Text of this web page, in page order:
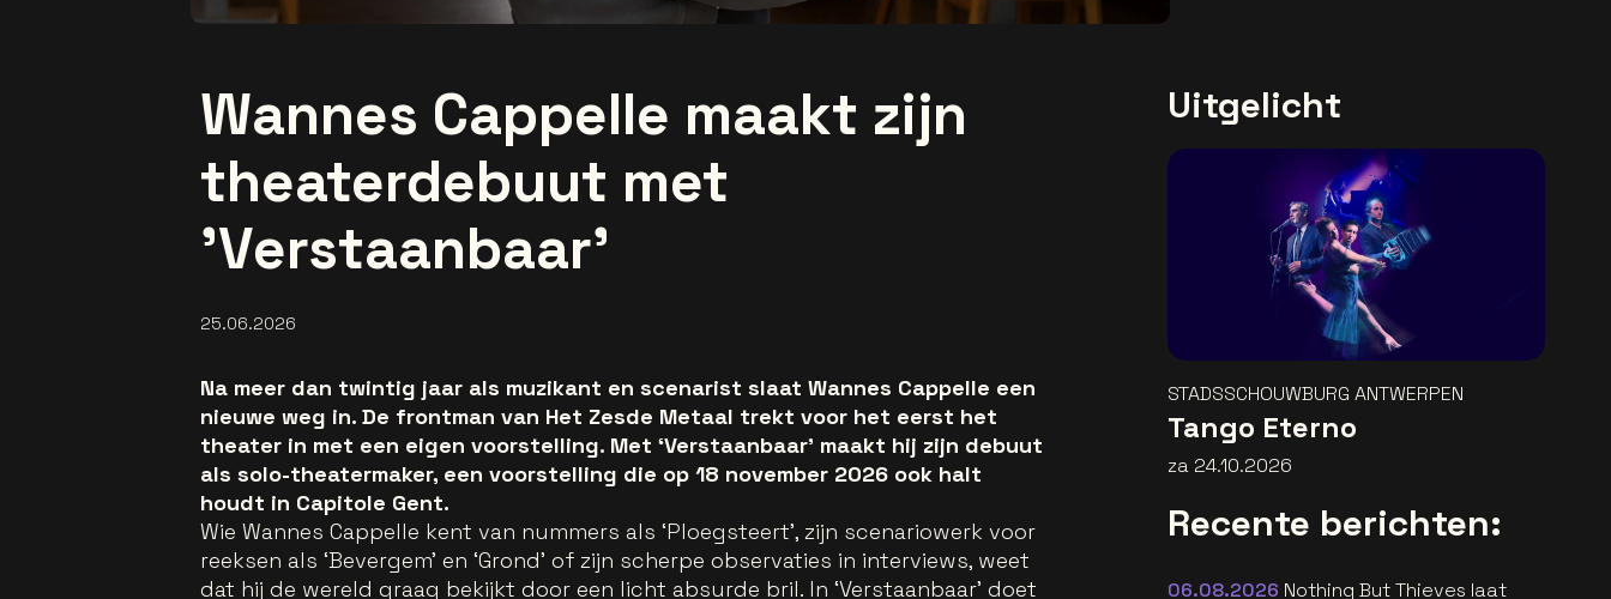
Wannes Cappelle maakt zijn
theaterdebuut met
'Verstaanbaar'
25.06.2026
Na meer dan twintig jaar als muzikant en scenarist slaat Wannes Cappelle een
nieuwe weg in. De frontman van Het Zesde Metaal trekt voor het eerst het
theater in met een eigen voorstelling. Met ‘Verstaanbaar’ maakt hij zijn debuut
als solo-theatermaker, een voorstelling die op 18 november 2026 ook halt
houdt in Capitole Gent.
Wie Wannes Cappelle kent van nummers als ‘Ploegsteert’, zijn scenariowerk voor
reeksen als ‘Bevergem’ en ‘Grond’ of zijn scherpe observaties in interviews, weet
dat hij de wereld graag bekijkt door een licht absurde bril. In ‘Verstaanbaar’ doet
Uitgelicht
STADSSCHOUWBURG ANTWERPEN
Tango Eterno
za 24.10.2026
Recente berichten:
06.08.2026 Nothing But Thieves laat